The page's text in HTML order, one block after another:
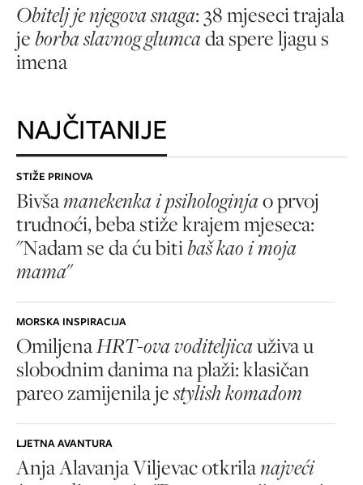
Obitelj je njegova snaga: 38 mjeseci trajala
jeborba slavnog glumcada spere ljagu s
imena
NAJČITANIJE
STIŽE PRINOVA
Bivšamanekenka i psihologinjao prvoj
trudnoći, beba stiže krajem mjeseca:
"Nadam se da ću bitibaš kao i moja
mama"
MORSKA INSPIRACIJA
OmiljenaHRT-ova voditeljicauživa u
slobodnim danima na plaži: klasičan
pareo zamijenila jestylish komadom
LJETNA AVANTURA
Anja Alavanja Viljevac otkrilanajveći